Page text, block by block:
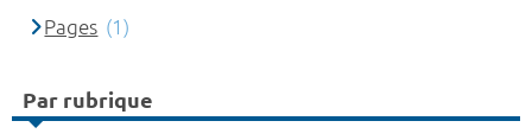
Pages (1)
Par rubrique